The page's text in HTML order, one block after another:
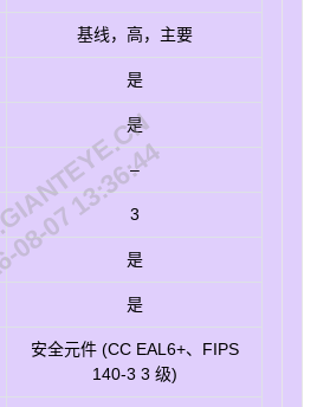
基线，高，主要
是
是
–
3
是
是
安全元件 (CC EAL6+、FIPS
140-3 3 级)
07 13:36:44